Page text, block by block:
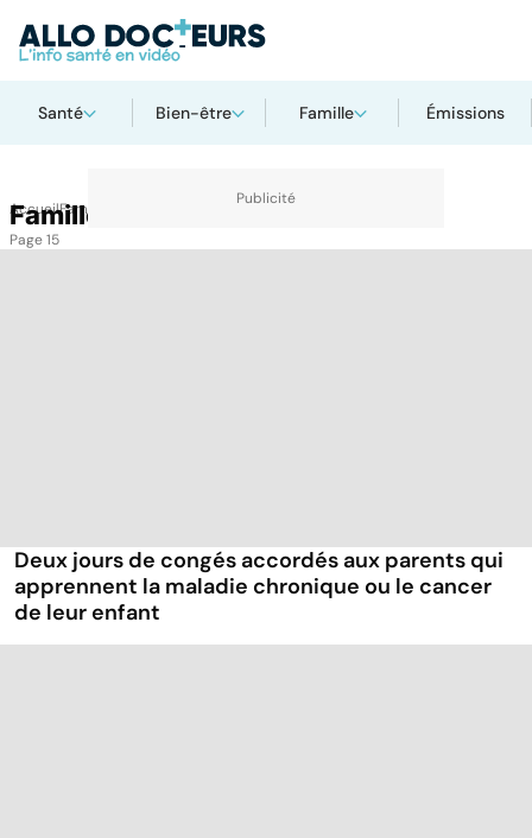
Santé Bien-être Famille Émissions
AccueilFamille
Famille
Page 15
Deux jours de congés accordés aux parents qui
apprennent la maladie chronique ou le cancer
de leur enfant